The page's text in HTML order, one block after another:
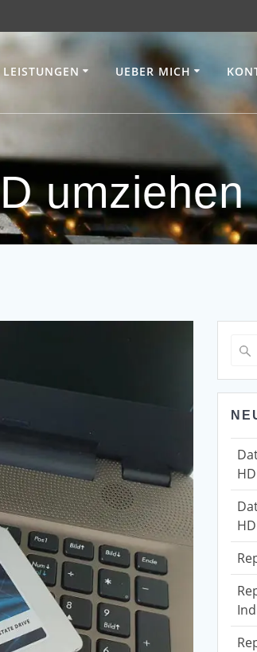
LEISTUNGEN UEBER MICH
umziehen
for: